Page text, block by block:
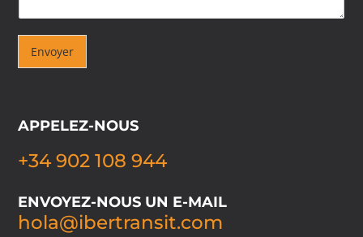
Envoyer
APPELEZ-NOUS
+34 902 108 944
ENVOYEZ-NOUS UN E-MAIL
hola@ibertransit.com